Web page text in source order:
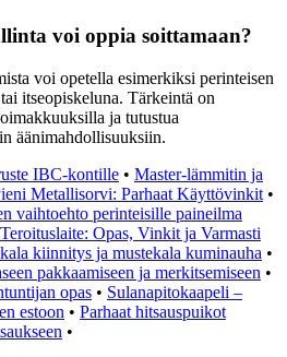
voi oppia soittamaan?
voi opetella esimerkiksi perinteisen
itseopiskeluna. Tärkeintä on
ja tutustua
äänimahdollisuuksiin.
IBC-kontille • Master-lämmitin ja
Metallisorvi: Parhaat Käyttövinkit •
vaihtoehto perinteisille paineilma
Opas, Vinkit ja Varmasti
kiinnitys ja mustekala kuminauha •
pakkaamiseen ja merkitsemiseen •
opas • Sulanapitokaapeli –
estoon • Parhaat hitsauspuikot
•